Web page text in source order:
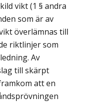
vikt (1 § andra
som är av
överlämnas till
riktlinjer som
Av
till skärpt
att en